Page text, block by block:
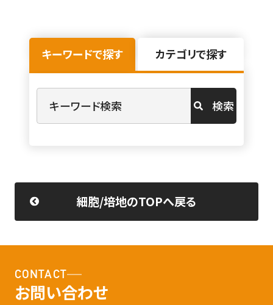
キーワードで探す カテゴリで探す
検索
細胞/培地のTOPへ戻る
CONTACT
お問い合わせ